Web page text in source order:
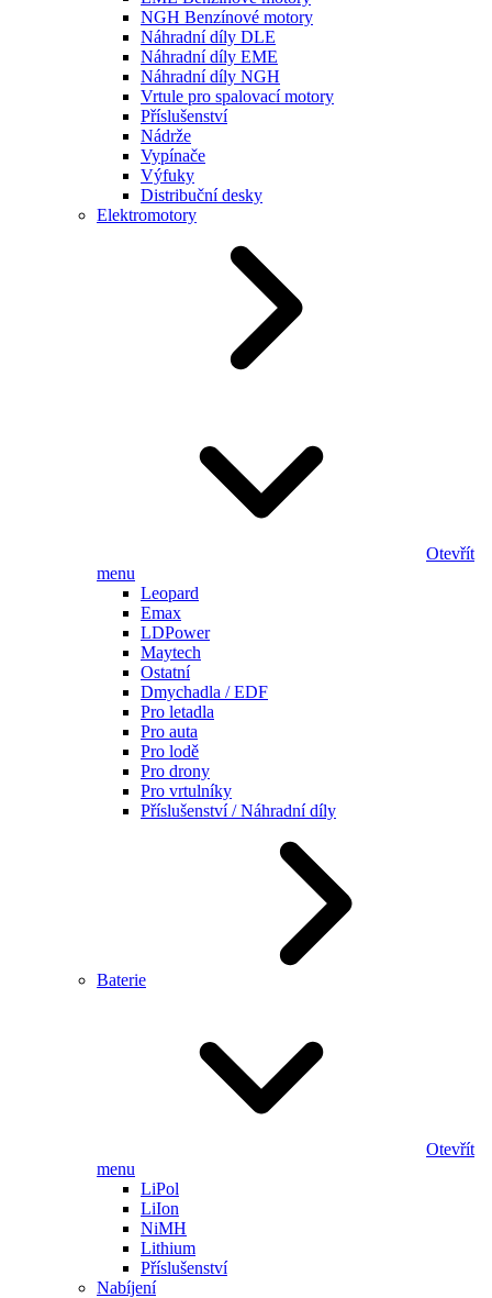
NGH Benzínové motory
Náhradní díly DLE
Náhradní díly EME
Náhradní díly NGH
Vrtule pro spalovací motory
Příslušenství
Nádrže
Vypínače
Výfuky
Distribuční desky
Elektromotory
Otevřít
menu
Leopard
Emax
LDPower
Maytech
Ostatní
Dmychadla / EDF
Pro letadla
Pro auta
Pro lodě
Pro drony
Pro vrtulníky
Příslušenství / Náhradní díly
Baterie
Otevřít
menu
LiPol
LiIon
NiMH
Lithium
Příslušenství
Nabíjení